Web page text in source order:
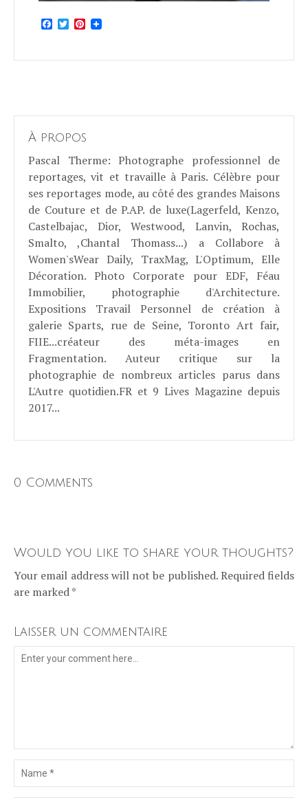
Facebook
TwitterPinterest
À propos
Pascal Therme: Photographe professionnel de
reportages, vit et travaille à Paris. Célèbre pour
ses reportages mode, au côté des grandes Maisons
de Couture et de P.AP. de luxe(Lagerfeld, Kenzo,
Castelbajac, Dior, Westwood, Lanvin, Rochas,
Smalto, ,Chantal Thomass...) a Collabore à
Women'sWear Daily, TraxMag, L'Optimum, Elle
Décoration. Photo Corporate pour EDF, Féau
Immobilier, photographie d'Architecture.
Expositions Travail Personnel de création à
galerie Sparts, rue de Seine, Toronto Art fair,
FIIE...créateur des méta-images en
Fragmentation. Auteur critique sur la
photographie de nombreux articles parus dans
L'Autre quotidien.FR et 9 Lives Magazine depuis
2017...
0 Comments
Would you like to share your thoughts?
Your email address will not be published. Required fields
are marked *
Laisser un commentaire